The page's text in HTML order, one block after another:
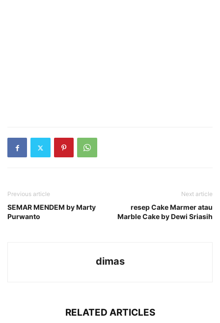
Previous article
SEMAR MENDEM by Marty
Purwanto
Next article
resep Cake Marmer atau
Marble Cake by Dewi Sriasih
dimas
RELATED ARTICLES